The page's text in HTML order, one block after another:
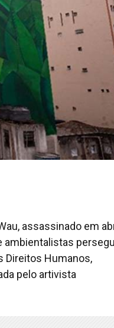
assassinado em
ambientalistas
Direitos Humanos,
pelo artivista